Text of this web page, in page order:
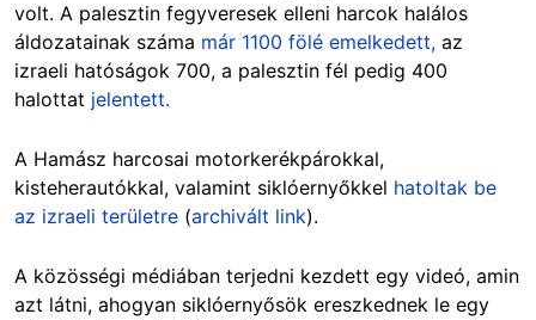
volt. A palesztin fegyveresek elleni harcok halálos
áldozatainak száma már 1100 fölé emelkedett, az
izraeli hatóságok 700, a palesztin fél pedig 400
halottat jelentett.
A Hamász harcosai motorkerékpárokkal,
kisteherautókkal, valamint siklóernyőkkel hatoltak be
az izraeli területre (archivált link).
A közösségi médiában terjedni kezdett egy videó, amin
azt látni, ahogyan siklóernyősök ereszkednek le egy